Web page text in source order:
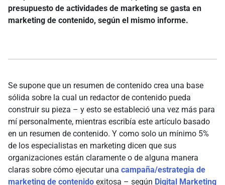
presupuesto de actividades de marketing se gasta en
marketing de contenido, según el mismo informe.
Se supone que un resumen de contenido crea una base
sólida sobre la cual un redactor de contenido pueda
construir su pieza – y esto se estableció una vez más para
mí personalmente, mientras escribía este artículo basado
en un resumen de contenido. Y como solo un mínimo 5%
de los especialistas en marketing dicen que sus
organizaciones están claramente o de alguna manera
claras sobre cómo ejecutar una campaña/estrategia de
marketing de contenido exitosa – según Digital Marketing